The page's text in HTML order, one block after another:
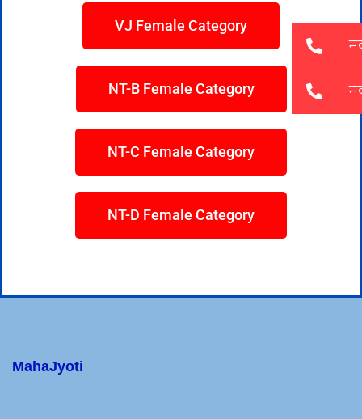
VJ Female Category
NT-B Female Category
NT-C Female Category
NT-D Female Category
MahaJyoti